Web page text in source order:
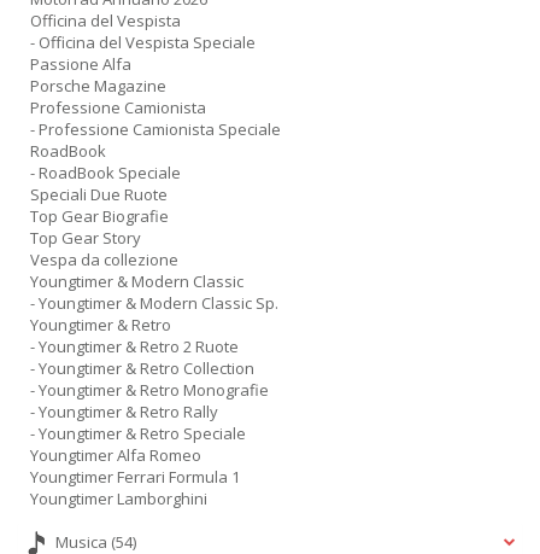
Officina del Vespista
- Officina del Vespista Speciale
Passione Alfa
Porsche Magazine
Professione Camionista
- Professione Camionista Speciale
RoadBook
- RoadBook Speciale
Speciali Due Ruote
Top Gear Biografie
Top Gear Story
Vespa da collezione
Youngtimer & Modern Classic
- Youngtimer & Modern Classic Sp.
Youngtimer & Retro
- Youngtimer & Retro 2 Ruote
- Youngtimer & Retro Collection
- Youngtimer & Retro Monografie
- Youngtimer & Retro Rally
- Youngtimer & Retro Speciale
Youngtimer Alfa Romeo
Youngtimer Ferrari Formula 1
Youngtimer Lamborghini
Musica (54)